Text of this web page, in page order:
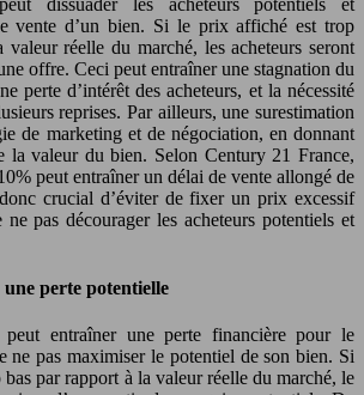
vente d’un bien. Si le prix affiché est trop
réelle du marché, les acheteurs seront
offre. Ceci peut entraîner une stagnation du
perte d’intérêt des acheteurs, et la nécessité
reprises. Par ailleurs, une surestimation
de marketing et de négociation, en donnant
la valeur du bien. Selon Century 21 France,
peut entraîner un délai de vente allongé de
crucial d’éviter de fixer un prix excessif
pas décourager les acheteurs potentiels et
perte potentielle
peut entraîner une perte financière pour le
ne pas maximiser le potentiel de son bien. Si
par rapport à la valeur réelle du marché, le